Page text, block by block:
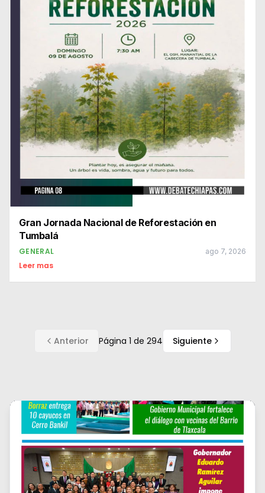
Gran Jornada Nacional de Reforestación en
Tumbalá
GENERAL ago 7, 2026
Leer mas
Anterior Página 1 de 294 Siguiente